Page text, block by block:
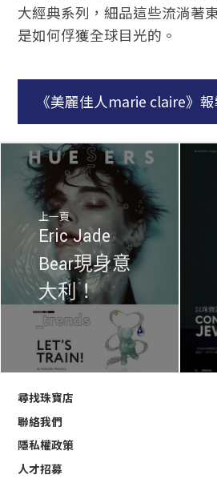
大經典系列，細品這些流淌著
是如何俘獲全球目光的。
《美麗佳人marie claire》
上一頁
Eric Jade
Bear現身意
大利！
尋找珠寶店
聯絡我們
隱私權政策
人才招募